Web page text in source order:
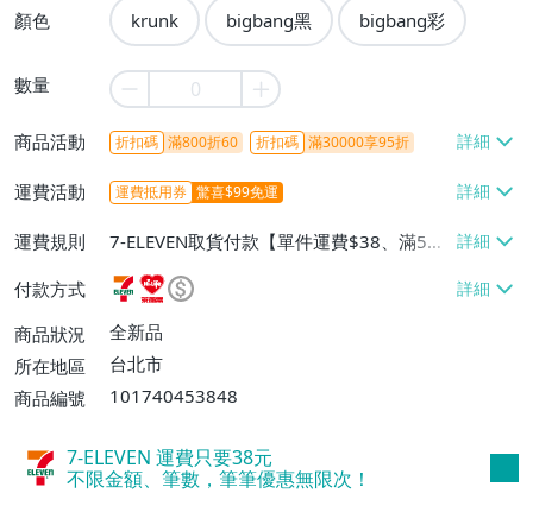
顏色 krunk bigbang黑 bigbang彩
數量
商品活動 折扣碼 滿800折60 折扣碼 滿30000享95折
運費活動 運費抵用券 驚喜$99免運
運費規則
7-ELEVEN取貨付款【單件運費$38、滿5件
或消費滿$1298免運費】、7-ELEVEN取貨
不付款【免運費】、萊爾富取貨付款【單件
運費$60、滿5件或消費滿$1298免運
費】、宅配/貨運【單件運費$120、滿5件
付款方式
商品狀況
全新品
所在地區
台北市
商品編號
101740453848
7-ELEVEN 運費只要38元
不限金額、筆數，筆筆優惠無限次！